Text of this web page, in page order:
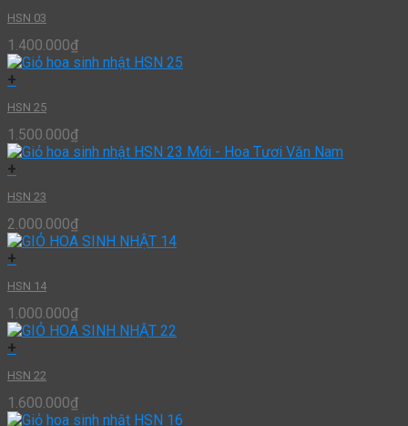
HSN 03
1.400.000₫
+
HSN 25
1.500.000₫
+
HSN 23
2.000.000₫
+
HSN 14
1.000.000₫
+
HSN 22
1.600.000₫